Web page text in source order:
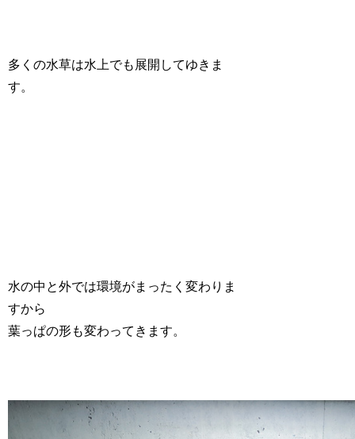
多くの水草は水上でも展開してゆきま
す。
水の中と外では環境がまったく変わりま
すから
葉っぱの形も変わってきます。